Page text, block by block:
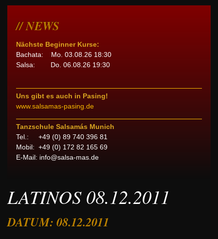
NEWS
Nächste Beginner Kurse:
Bachata: Mo. 03.08.26 18:30
Salsa: Do. 06.08.26 19:30
Uns gibt es auch in Pasing!
www.salsamas-pasing.de
Tanzschule Salsamás Munich
Tel.: +49 (0) 89 740 396 81
Mobil: +49 (0) 172 82 165 69
E-Mail: info@salsa-mas.de
LATINOS 08.12.2011
DATUM: 08.12.2011